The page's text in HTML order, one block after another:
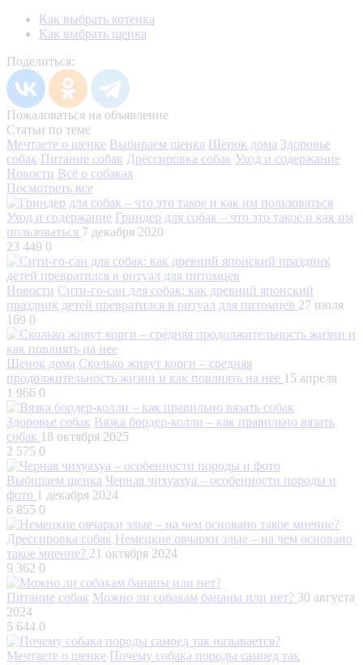
Как выбрать котенка
Как выбрать щенка
Поделиться:
Пожаловаться на объявление
Статьи по теме
Мечтаете о щенке Выбираем щенка Щенок дома Здоровье
собак Питание собак Дрессировка собак Уход и содержание
Новости Всё о собаках
Посмотреть все
Уход и содержание Гриндер для собак – что это такое и как им
пользоваться 7 декабря 2020
23 449 0
Новости Сити-го-сан для собак: как древний японский
праздник детей превратился в ритуал для питомцев 27 июля
169 0
Щенок дома Сколько живут корги – средняя
продолжительность жизни и как повлиять на нее 15 апреля
1 966 0
Здоровье собак Вязка бордер-колли – как правильно вязать
собак 18 октября 2025
2 575 0
Выбираем щенка Черная чихуахуа – особенности породы и
фото 1 декабря 2024
6 855 0
Дрессировка собак Немецкие овчарки злые – на чем основано
такое мнение? 21 октября 2024
9 362 0
Питание собак Можно ли собакам бананы или нет? 30 августа
2024
5 644 0
Мечтаете о щенке Почему собака породы самоед так